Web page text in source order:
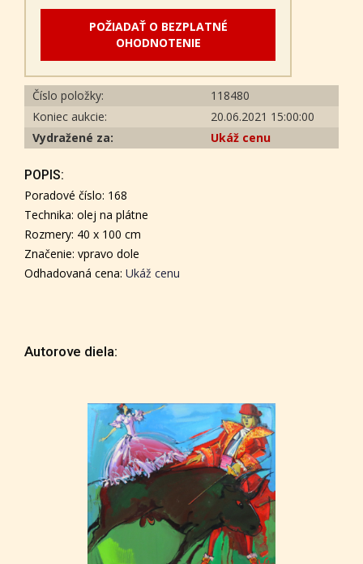
POŽIADAŤ O BEZPLATNÉ
OHODNOTENIE
Číslo položky:
118480
Koniec aukcie:
20.06.2021 15:00:00
Vydražené za:
Ukáž cenu
POPIS:
Poradové číslo: 168
Technika: olej na plátne
Rozmery: 40 x 100 cm
Značenie: vpravo dole
Odhadovaná cena: Ukáž cenu
Autorove diela: